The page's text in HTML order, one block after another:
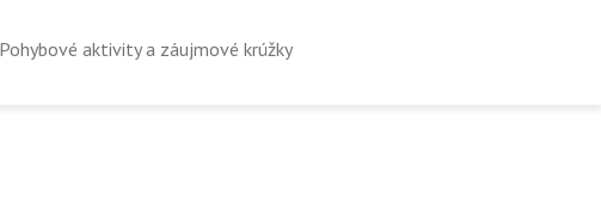
Pohybové aktivity a záujmové krúžky